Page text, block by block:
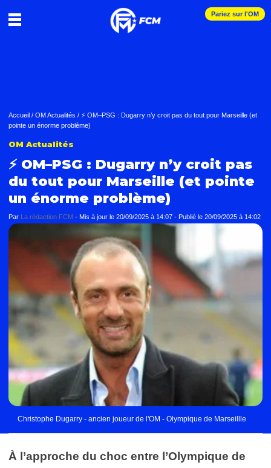
Pariez sur l'OM
Accueil / OM Actualités / ⚡ OM–PSG : Dugarry n’y croit pas du tout pour Marseille (et
pointe un énorme problème)
OM Actualités
⚡ OM–PSG : Dugarry n’y croit pas
du tout pour Marseille (et pointe
un énorme problème)
Par La rédaction FCM - Mis à jour le 20/09/2025 à 14:07 - Publié le 20/09/2025 à 14:02
Christophe Dugarry - ancien joueur de l'OM - Olympique de Marseillle
À l’approche du choc entre l’Olympique de